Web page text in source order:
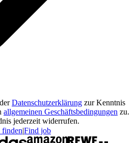
Datenschutzerklärung zur Kenntnis
allgemeinen Geschäftsbedingungen zu.
jederzeit widerrufen.
finden|Find job